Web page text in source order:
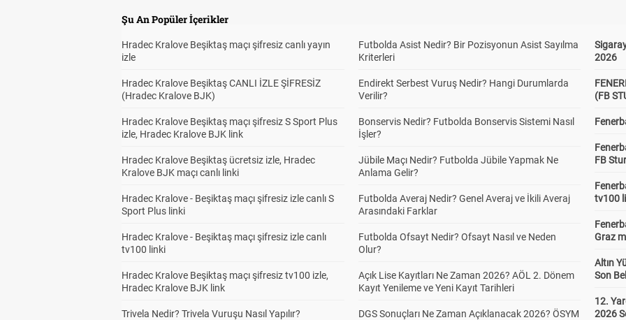
Şu An Popüler İçerikler
Hradec Kralove Beşiktaş maçı şifresiz canlı yayın
izle
Hradec Kralove Beşiktaş CANLI İZLE ŞİFRESİZ
(Hradec Kralove BJK)
Hradec Kralove Beşiktaş maçı şifresiz S Sport Plus
izle, Hradec Kralove BJK link
Hradec Kralove Beşiktaş ücretsiz izle, Hradec
Kralove BJK maçı canlı linki
Hradec Kralove - Beşiktaş maçı şifresiz izle canlı S
Sport Plus linki
Hradec Kralove - Beşiktaş maçı şifresiz izle canlı
tv100 linki
Hradec Kralove Beşiktaş maçı şifresiz tv100 izle,
Hradec Kralove BJK link
Trivela Nedir? Trivela Vuruşu Nasıl Yapılır?
Futbolda Asist Nedir? Bir Pozisyonun Asist Sayılma
Kriterleri
Endirekt Serbest Vuruş Nedir? Hangi Durumlarda
Verilir?
Bonservis Nedir? Futbolda Bonservis Sistemi Nasıl
İşler?
Jübile Maçı Nedir? Futbolda Jübile Yapmak Ne
Anlama Gelir?
Futbolda Averaj Nedir? Genel Averaj ve İkili Averaj
Arasındaki Farklar
Futbolda Ofsayt Nedir? Ofsayt Nasıl ve Neden
Olur?
Açık Lise Kayıtları Ne Zaman 2026? AÖL 2. Dönem
Kayıt Yenileme ve Yeni Kayıt Tarihleri
DGS Sonuçları Ne Zaman Açıklanacak 2026? ÖSYM
2026
(FB
FB
tv100
Graz
Altın
Son
12.
2026